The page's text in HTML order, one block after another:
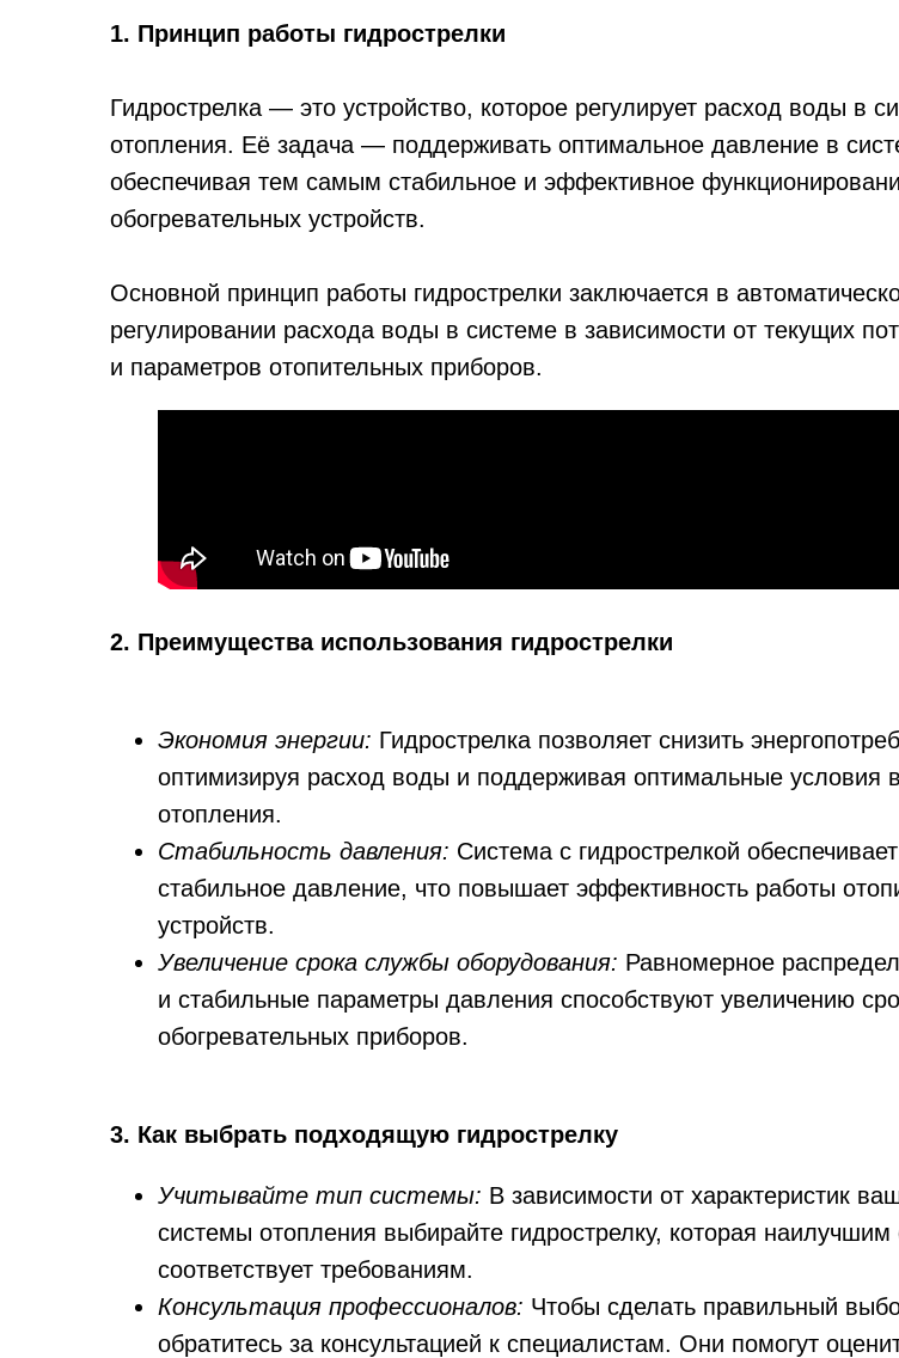
1. Принцип работы гидрострелки
Гидрострелка — это устройство, которое регулирует расход воды в
отопления. Её задача — поддерживать оптимальное давление в
обеспечивая тем самым стабильное и эффективное
обогревательных устройств.
Основной принцип работы гидрострелки заключается в
регулировании расхода воды в системе в зависимости от текущих
и параметров отопительных приборов.
2. Преимущества использования гидрострелки
Экономия энергии: Гидрострелка позволяет снизить
оптимизируя расход воды и поддерживая оптимальные условия
отопления.
Стабильность давления: Система с гидрострелкой обеспечивает
стабильное давление, что повышает эффективность работы
устройств.
Увеличение срока службы оборудования: Равномерное
и стабильные параметры давления способствуют увеличению
обогревательных приборов.
3. Как выбрать подходящую гидрострелку
Учитывайте тип системы: В зависимости от характеристик
системы отопления выбирайте гидрострелку, которая наилучшим
соответствует требованиям.
Консультация профессионалов: Чтобы сделать правильный
обратитесь за консультацией к специалистам. Они помогут